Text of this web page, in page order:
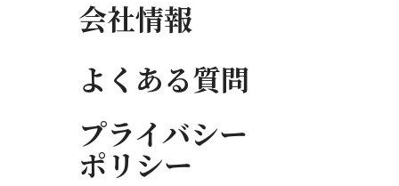
会社情報
よくある質問
プライバシー
ポリシー